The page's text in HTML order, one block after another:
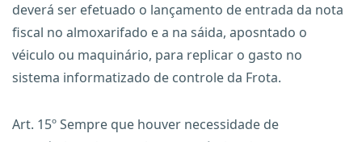
deverá ser efetuado o lançamento de entrada da nota
fiscal no almoxarifado e a na sáida, aposntado o
véiculo ou maquinário, para replicar o gasto no
sistema informatizado de controle da Frota.
Art. 15º Sempre que houver necessidade de